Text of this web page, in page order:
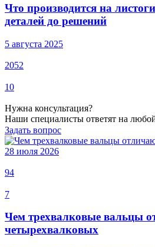
Что производится на
деталей до решений
5 августа 2025
2052
10
Нужна консультация?
Наши специалисты ответят на
Задать вопрос
28 июля 2026
94
7
Чем трехвалковые вальцы
четырехвалковых